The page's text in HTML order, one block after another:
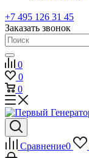
+7 495 126 31 45
Заказать звонок
0
0
0
Сравнение0